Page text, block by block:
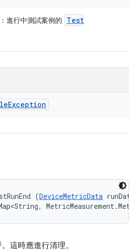
：進行中測試案例的
Test
Exception
(DeviceMetricData
這時應進行清理。